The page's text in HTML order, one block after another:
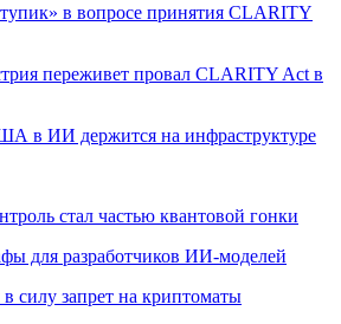
в вопросе принятия CLARITY
переживет провал CLARITY Act в
в ИИ держится на инфраструктуре
стал частью квантовой гонки
для разработчиков ИИ-моделей
силу запрет на криптоматы